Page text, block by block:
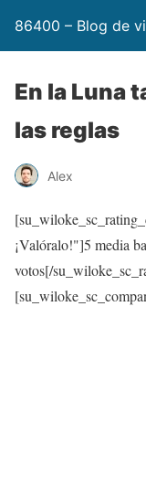
86400 – Blog de
En la Luna
las reglas
Alex
¡Valóralo!"]5 media
votos[/